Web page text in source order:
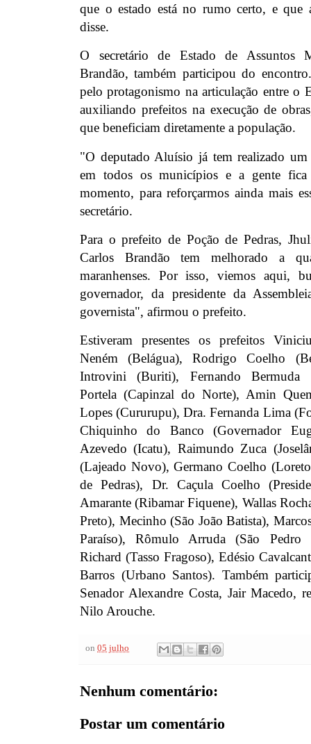
que o estado está no rumo certo, e que
disse.
O secretário de Estado de Assuntos
Brandão, também participou do
pelo protagonismo na articulação entre o
auxiliando prefeitos na execução de
que beneficiam diretamente a população.
"O deputado Aluísio já tem realizado
em todos os municípios e a gente
momento, para reforçarmos ainda mais
secretário.
Para o prefeito de Poção de Pedras,
Carlos Brandão tem melhorado a
maranhenses. Por isso, viemos aqui,
governador, da presidente da
governista", afirmou o prefeito.
Estiveram presentes os prefeitos
Neném (Belágua), Rodrigo Coelho
Introvini (Buriti), Fernando Bermuda
Portela (Capinzal do Norte), Amin
Lopes (Cururupu), Dra. Fernanda Lima
Chiquinho do Banco (Governador
Azevedo (Icatu), Raimundo Zuca
(Lajeado Novo), Germano Coelho
de Pedras), Dr. Caçula Coelho
Amarante (Ribamar Fiquene), Wallas
Preto), Mecinho (São João Batista),
Paraíso), Rômulo Arruda (São Pedro
Richard (Tasso Fragoso), Edésio
Barros (Urbano Santos). Também
Senador Alexandre Costa, Jair Macedo,
Nilo Arouche.
on 05 julho
Nenhum comentário:
Postar um comentário